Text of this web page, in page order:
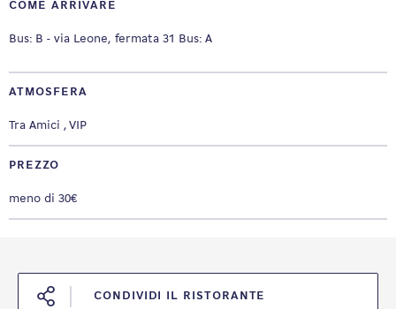
COME ARRIVARE
Bus: B - via Leone, fermata 31 Bus: A
ATMOSFERA
Tra Amici VIP
PREZZO
meno di 30€
CONDIVIDI IL RISTORANTE